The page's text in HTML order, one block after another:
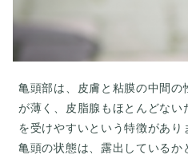
亀頭部は、皮膚と粘膜の中間の
が薄く、皮脂腺もほとんどな
を受けやすいという特徴があり
亀頭の状態は、露出しているか